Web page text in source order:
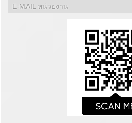
E-MAIL หน่วยงาน